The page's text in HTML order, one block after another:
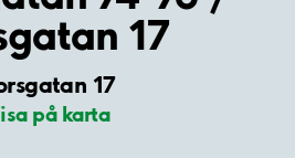
17
17
på karta